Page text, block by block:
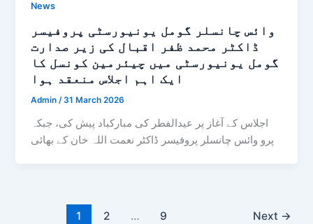
News
وائس چانسلر گومل یونیورسٹی پروفیسر
ڈاکٹر محمد ظفر اقبال کی زیر صدارت
گومل یونیورسٹی میں چیئرمین کونسل کا
ایک اہم اجلاس منعقد ہوا
Admin/31 March 2026
اجلاس کے آغاز پر عیدالفطر کی مبارکباد پیش کی، جبکہ
پرو وائس چانسلر پروفیسر ڈاکٹر نعمت اللہ خان کے بھائی
1 2 … 9 Next →